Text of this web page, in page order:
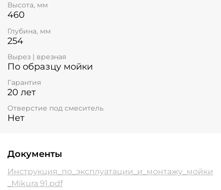
Высота, мм
460
Глубина, мм
254
Вырез | врезная
По образцу мойки
Гарантия
20 лет
Отверстие под смеситель
Нет
Документы
Инструкция_по_эксплуатации_и_монтажу_мойки
_Mikura 91.pdf